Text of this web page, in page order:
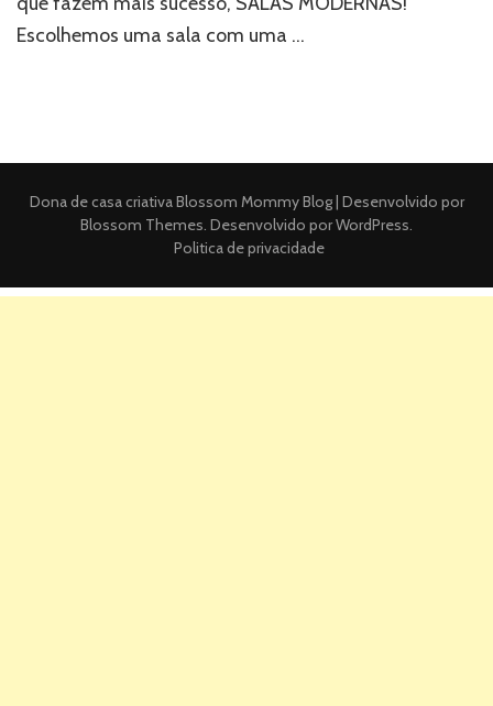
Escolhemos uma sala com uma …
Dona de casa criativaBlossom Mommy Blog | Desenvolvido por
Blossom Themes. Desenvolvido porWordPress.
Politica de privacidade